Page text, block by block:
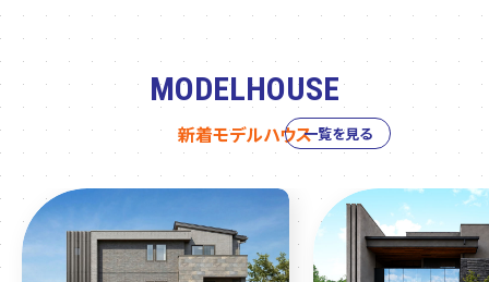
MODELHOUSE
新着モデルハウス一覧を見る